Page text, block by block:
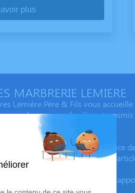
plus
MARBRERIE LEMIERE
Lemière Père & Fils vous
des pompes funèbres
toute son équipe est au
Elle met à votre disposition des
des volontés de chacun, toujours